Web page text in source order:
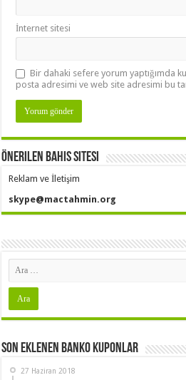
İnternet sitesi
Bir dahaki sefere yorum yaptığımda
posta adresimi ve web site adresimi bu
Önerilen Bahis Sitesi
Reklam ve İletişim
skype@mactahmin.org
Son Eklenen Banko Kuponlar
27 Haziran 2018